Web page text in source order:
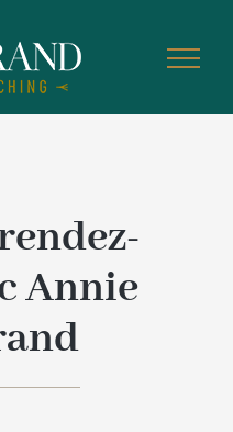
Annie